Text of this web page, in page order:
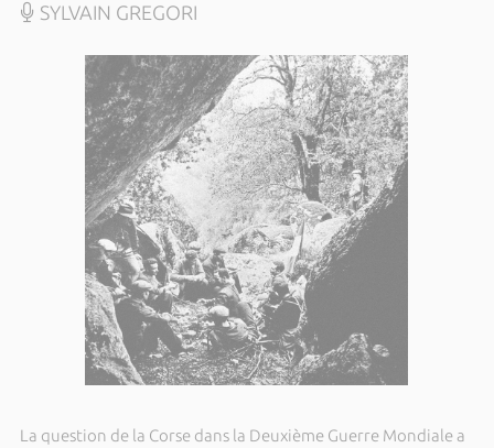
SYLVAIN GREGORI
La question de la Corse dans la Deuxième Guerre Mondiale a